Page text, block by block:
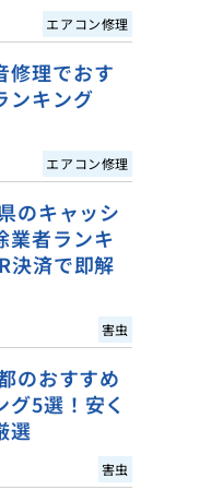
エアコン修理
修理でおす
ンキング
エアコン修理
のキャッシ
業者ランキ
決済で即解
害虫
のおすすめ
5選！安く
選
害虫